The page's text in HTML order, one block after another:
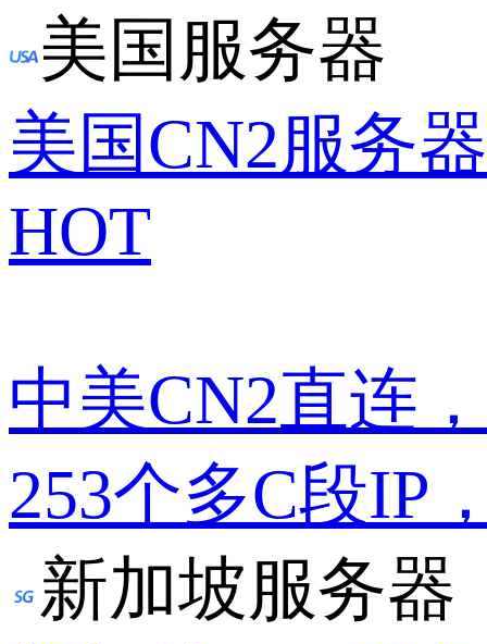
美国服务器
美国CN2服务器
HOT
中美CN2直连
253个多C段IP
新加坡服务器